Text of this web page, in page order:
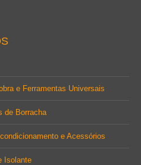
e Ferramentas Universais
de Borracha
e Acessórios
Isolante